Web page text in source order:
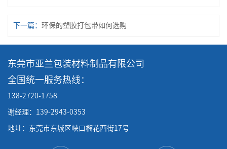
下一篇： 环保的塑胶打包带如何选购
东莞市亚兰包装材料制品有限公司
全国统一服务热线：
138-2720-1758
谢经理：139-2943-0353
地址：东莞市东城区峡口榴花西街17号